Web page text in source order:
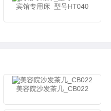
宾馆专用床_型号HT040
美容院沙发茶几_CB022